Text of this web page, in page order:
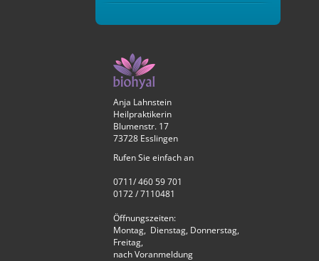
Anja Lahnstein
Heilpraktikerin
Blumenstr. 17
73728 Esslingen
Rufen Sie einfach an
0711/ 460 59 701
0172 / 7110481
Öffnungszeiten:
Montag, Dienstag, Donnerstag,
Freitag,
nach Voranmeldung